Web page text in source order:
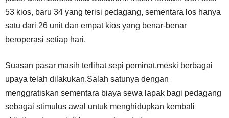
53 kios, baru 34 yang terisi pedagang, sementara los hanya
satu dari 26 unit dan empat kios yang benar-benar
beroperasi setiap hari.
Suasan pasar masih terlihat sepi peminat,meski berbagai
upaya telah dilakukan.Salah satunya dengan
menggratiskan sementara biaya sewa lapak bagi pedagang
sebagai stimulus awal untuk menghidupkan kembali